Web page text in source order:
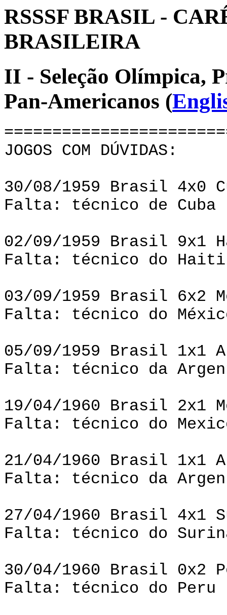
RSSSF BRASIL -
BRASILEIRA
II - Seleção Olímpica,
Pan-Americanos (
JOGOS COM DÚVIDAS:
30/08/1959 Brasil 4x0
Falta: técnico de Cuba
02/09/1959 Brasil 9x1
Falta: técnico do Haiti
03/09/1959 Brasil 6x2
Falta: técnico do
05/09/1959 Brasil 1x1
Falta: técnico da
19/04/1960 Brasil 2x1
Falta: técnico do
21/04/1960 Brasil 1x1
Falta: técnico da
27/04/1960 Brasil 4x1
Falta: técnico do
30/04/1960 Brasil 0x2
Falta: técnico do Peru